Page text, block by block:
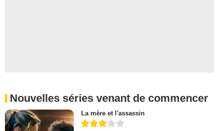
Nouvelles séries venant de commencer
La mère et l'assassin